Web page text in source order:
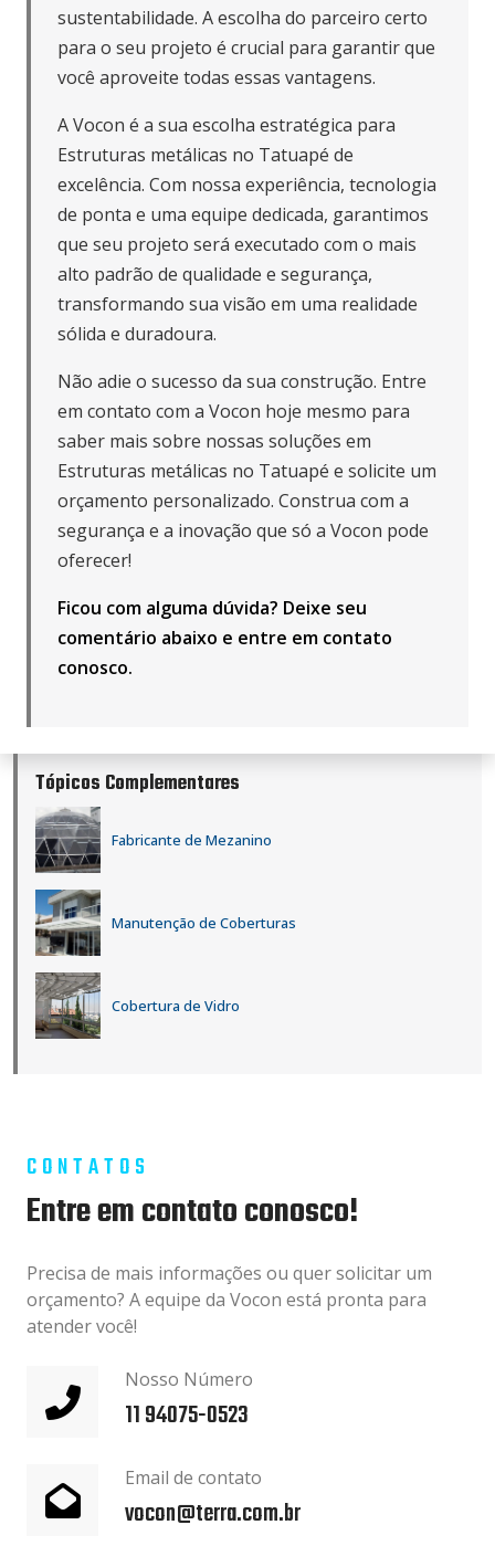
sustentabilidade. A escolha do parceiro certo
para o seu projeto é crucial para garantir que
você aproveite todas essas vantagens.
A Vocon é a sua escolha estratégica para
Estruturas metálicas no Tatuapé de
excelência. Com nossa experiência, tecnologia
de ponta e uma equipe dedicada, garantimos
que seu projeto será executado com o mais
alto padrão de qualidade e segurança,
transformando sua visão em uma realidade
sólida e duradoura.
Não adie o sucesso da sua construção. Entre
em contato com a Vocon hoje mesmo para
saber mais sobre nossas soluções em
Estruturas metálicas no Tatuapé e solicite um
orçamento personalizado. Construa com a
segurança e a inovação que só a Vocon pode
oferecer!
Ficou com alguma dúvida? Deixe seu
comentário abaixo e entre em contato
conosco.
Tópicos Complementares
Fabricante de Mezanino
Manutenção de Coberturas
Cobertura de Vidro
CONTATOS
Entre em contato conosco!
Precisa de mais informações ou quer solicitar um
orçamento? A equipe da Vocon está pronta para
atender você!
Nosso Número
11 94075-0523
Email de contato
vocon@terra.com.br